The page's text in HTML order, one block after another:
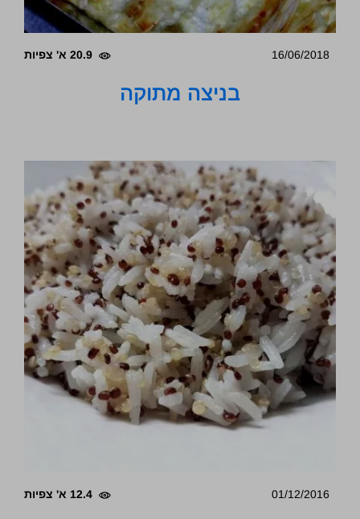
16/06/2018 20.9 א' צפיות
בניצה מתוקה
01/12/2016 12.4 א' צפיות